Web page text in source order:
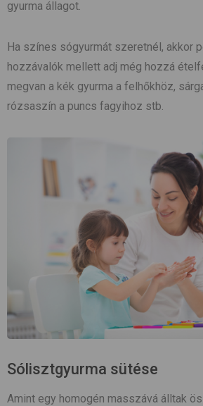
gyurma állagot.
Ha színes sógyurmát szeretnél, akkor
hozzávalók mellett adj még hozzá
megvan a kék gyurma a felhőkhöz,
rózsaszín a puncs fagyihoz stb.
Sólisztgyurma sütése
Amint egy homogén masszává álltak